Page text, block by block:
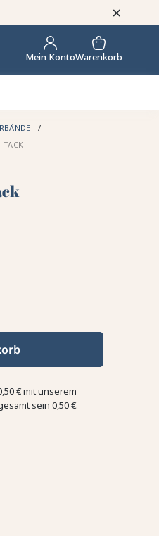
×
Mein KontoWarenkorb
TACK
€mit unserem
sein0,50 €.